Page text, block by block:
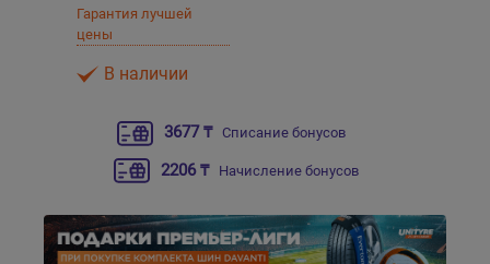
Гарантия лучшей
цены
В наличии
3677 ₸ Списание бонусов
2206 ₸ Начисление бонусов
Шымкент